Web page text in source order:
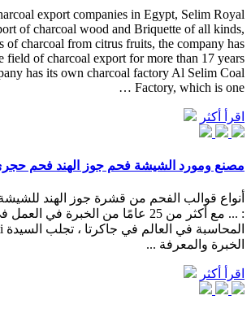
export companies in Egypt, Selim Royal
of charcoal wood and Briquette of all kinds,
of charcoal from citrus fruits, the company has
field of charcoal export for more than 17 years
has its own charcoal factory Al Selim Coal
Factory, which is one …
اقرأ أكثر
مصنع ومورد الشيشة فحم جوز الهند فحم
أنواع قوالب الفحم من قشرة جوز الهند
: ... مع أكثر من 25 عامًا من الخبرة في
الخبرة والمعرفة ...
اقرأ أكثر